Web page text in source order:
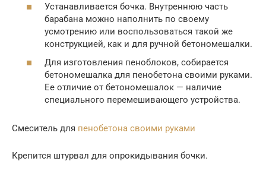
Устанавливается бочка. Внутреннюю часть
барабана можно наполнить по своему
усмотрению или воспользоваться такой же
конструкцией, как и для ручной бетономешалки.
Для изготовления пеноблоков, собирается
бетономешалка для пенобетона своими руками.
Ее отличие от бетономешалок — наличие
специального перемешивающего устройства.
Смеситель для пенобетона своими руками
Крепится штурвал для опрокидывания бочки.